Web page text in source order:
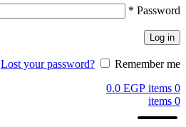
Password
*
Log in
Lost your password?
Remember me
0
items
0.0 EGP
0
items